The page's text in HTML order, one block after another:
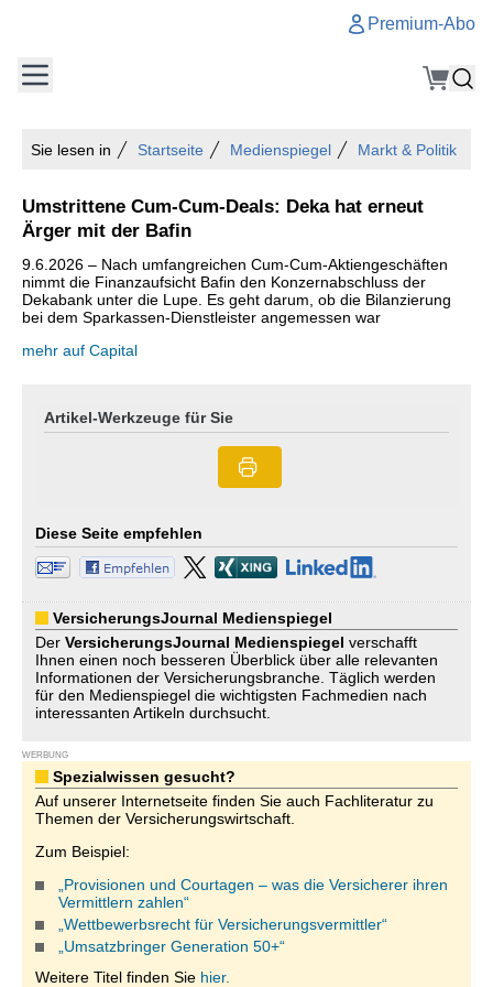
Premium-Abo
Sie lesen in Startseite Medienspiegel Markt & Politik
Umstrittene Cum-Cum-Deals: Deka hat erneut
Ärger mit der Bafin
9.6.2026 – Nach umfangreichen Cum-Cum-Aktiengeschäften
nimmt die Finanzaufsicht Bafin den Konzernabschluss der
Dekabank unter die Lupe. Es geht darum, ob die Bilanzierung
bei dem Sparkassen-Dienstleister angemessen war
mehr auf Capital
Artikel-Werkzeuge für Sie
Diese Seite empfehlen
VersicherungsJournal Medienspiegel
Der VersicherungsJournal Medienspiegel verschafft
Ihnen einen noch besseren Überblick über alle relevanten
Informationen der Versicherungsbranche. Täglich werden
für den Medienspiegel die wichtigsten Fachmedien nach
interessanten Artikeln durchsucht.
WERBUNG
Spezialwissen gesucht?
Auf unserer Internetseite finden Sie auch Fachliteratur zu
Themen der Versicherungswirtschaft.
Zum Beispiel:
„Provisionen und Courtagen – was die Versicherer ihren
Vermittlern zahlen“
„Wettbewerbsrecht für Versicherungsvermittler“
„Umsatzbringer Generation 50+“
Weitere Titel finden Sie hier.